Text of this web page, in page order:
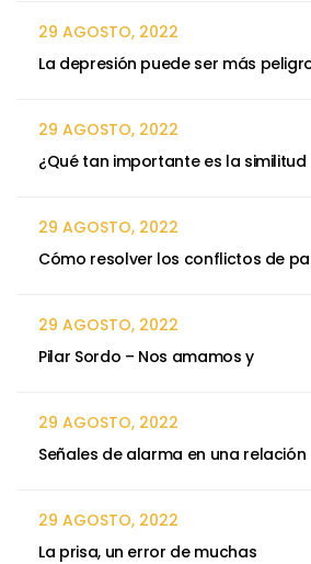
29 AGOSTO, 2022
La depresión puede ser más
29 AGOSTO, 2022
¿Qué tan importante es la similitud
29 AGOSTO, 2022
Cómo resolver los conflictos de
29 AGOSTO, 2022
Pilar Sordo – Nos amamos y
29 AGOSTO, 2022
Señales de alarma en una relación
29 AGOSTO, 2022
La prisa, un error de muchas